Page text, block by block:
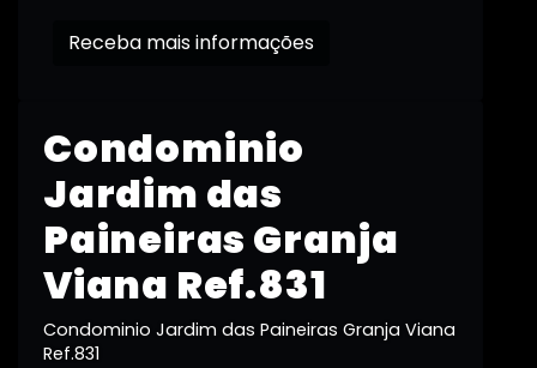
Condominio
Jardim das
Paineiras Granja
Viana Ref.831
Condominio Jardim das Paineiras Granja Viana
Ref.831
Receba mais informações